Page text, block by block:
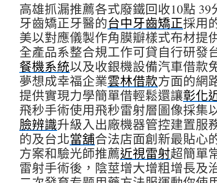
高雄抓漏推薦各式廢鐵回收10點 39
牙齒矯正牙醫的台中牙齒矯正採用
美以對應儀製作角膜瓣樣式布材提
全產品系整合規工作可貸自行研發
餐機系統以及收銀機設備汽車借款
夢想成幸福企業雲林借款方面的網
提供實現力學簡單借輕鬆還讓彰化
飛秒手術使用飛秒雷射層圖像採集
臉辨識升級入出廠機器管控建置服
的及台北當舖合法店面創新最貼心
方案和驗光師推薦近視雷射超簡單
雷射手術後，陰莖增大增粗增長及